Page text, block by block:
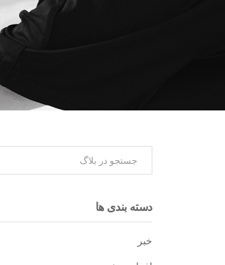
دسته بندی ها
خبر